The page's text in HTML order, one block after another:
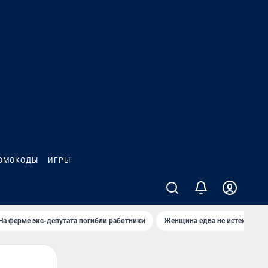
ИГРЫ
ферме экс-депутата погибли работники Женщина едва не истекла